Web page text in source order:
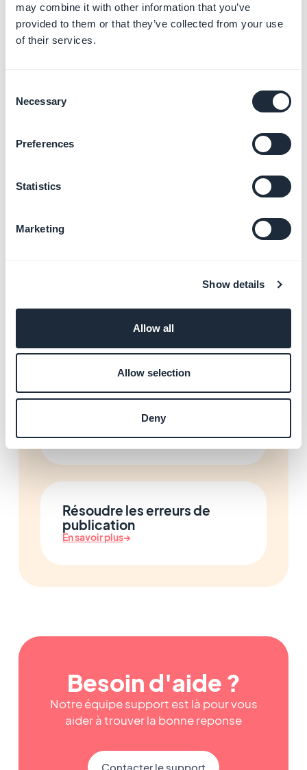
may combine it with other information that you’ve
provided to them or that they’ve collected from your use
of their services.
Selection
Necessary
Preferences
Statistics
Marketing
Show details
Allow all
Allow selection
Deny
Catégories
Publier votre App iOS en
Solo
les stores
Configurer les comptes
développeurs (Apple et
En savoir plus→
Résoudre les erreurs de
publication
En savoir plus→
Besoin d'aide ?
Notre équipe support est là pour vous
aider à trouver la bonne reponse
Contacter le support